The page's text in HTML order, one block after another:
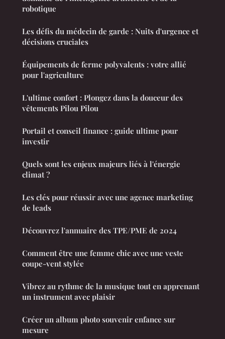
robotique
Les défis du médecin de garde : Nuits d'urgence et
décisions cruciales
Équipements de ferme polyvalents : votre allié
pour l'agriculture
L'ultime confort : Plongez dans la douceur des
vêtements Pilou Pilou
Portail et conseil finance : guide ultime pour
investir
Quels sont les enjeux majeurs liés à l'énergie
climat ?
Les clés pour réussir avec une agence marketing
de leads
Découvrez l'annuaire des TPE/PME de 2024
Comment être une femme chic avec une veste
coupe-vent stylée
Vibrez au rythme de la musique tout en apprenant
un instrument avec plaisir
Créer un album photo souvenir enfance sur
mesure